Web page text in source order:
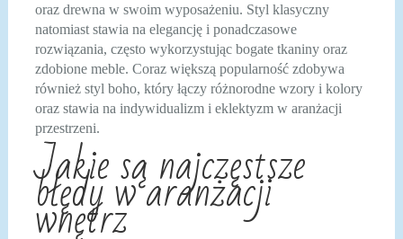
oraz drewna w swoim wyposażeniu. Styl klasyczny
natomiast stawia na elegancję i ponadczasowe
rozwiązania, często wykorzystując bogate tkaniny oraz
zdobione meble. Coraz większą popularność zdobywa
również styl boho, który łączy różnorodne wzory i kolory
oraz stawia na indywidualizm i eklektyzm w aranżacji
przestrzeni.
Jakie są najczęstsze
błędy w aranżacji
wnętrz